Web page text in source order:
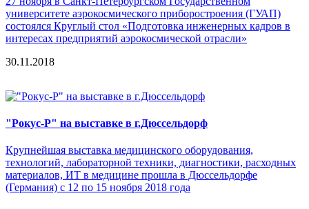
университете аэрокосмического приборостроения (ГУАП)
состоялся Круглый стол «Подготовка инженерных кадров в
интересах предприятий аэрокосмической отрасли»
30.11.2018
"Рокус-Р" на выставке в г.Дюссельдорф
Крупнейшая выставка медицинского оборудования,
технологий, лабораторной техники, диагностики, расходных
материалов, ИТ в медицине прошла в Дюссельдорфе
(Германия) с 12 по 15 ноября 2018 года